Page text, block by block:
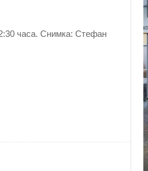
часа. Снимка: Стефан